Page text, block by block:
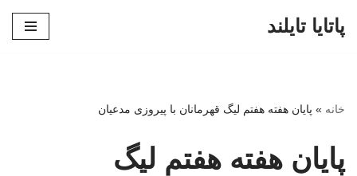
پاتایا تایلند
خانه » پایان هفته هفتم لیگ قهرمانان با پیروزی مدعیان
پایان هفته هفتم لیگ